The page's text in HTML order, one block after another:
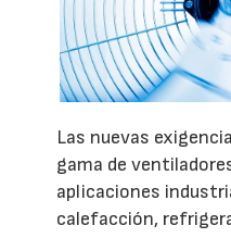
Las nuevas
gama de
aplicaciones
calefacción,